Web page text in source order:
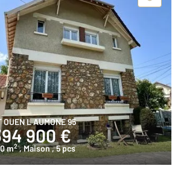
OUEN L AUMONE 95
900 €
m2 , Maison, 5 pcs